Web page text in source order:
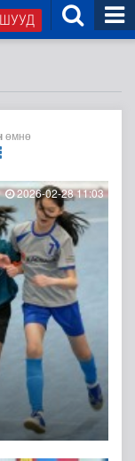
ШУУД
өмнө
2026-02-28 11:03